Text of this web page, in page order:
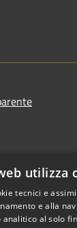
utilizza
tecnici e
e alla
analitico al solo